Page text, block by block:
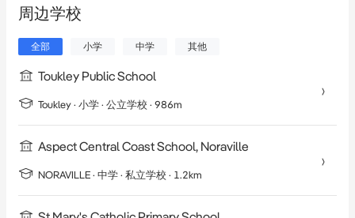
周边学校
全部 小学 中学 其他
Toukley Public School
Toukley · 小学 · 公立学校 · 986m
Aspect Central Coast School, Noraville
NORAVILLE · 中学 · 私立学校 · 1.2km